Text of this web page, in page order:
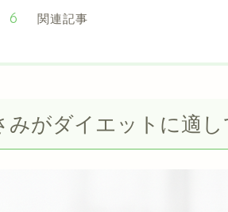
関連記事
みがダイエットに適